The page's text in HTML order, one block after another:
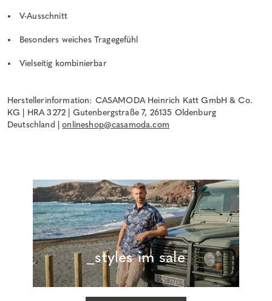
V-Ausschnitt
Besonders weiches Tragegefühl
Vielseitig kombinierbar
Herstellerinformation: CASAMODA Heinrich Katt GmbH & Co.
KG | HRA 3272 | Gutenbergstraße 7, 26135 Oldenburg
Deutschland |onlineshop@casamoda.com
_styles im sale